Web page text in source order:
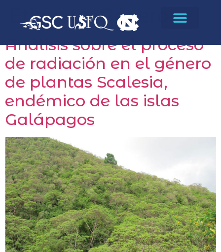
Etiqueta:Género
Análisis sobre el proceso
de radiación en el género
de plantas Scalesia,
endémico de las islas
Galápagos